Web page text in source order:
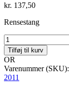
kr. 137,50
Rensestang
Rensestang
antal
Tilføj til kurv
OR
Varenummer (SKU):
2011